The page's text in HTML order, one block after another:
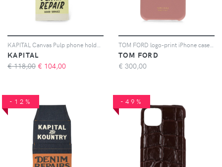
KAPITAL
€ 118,00 € 104,00
TOM FORD
€ 300,00
-12% -49%